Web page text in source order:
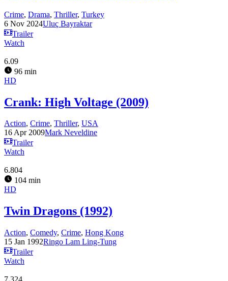
Crime, Drama, Thriller, Turkey
6 Nov 2024Uluç Bayraktar
Trailer
Watch
6.09
96 min
HD
Crank: High Voltage (2009)
Action, Crime, Thriller, USA
16 Apr 2009Mark Neveldine
Trailer
Watch
6.804
104 min
HD
Twin Dragons (1992)
Action, Comedy, Crime, Hong Kong
15 Jan 1992Ringo Lam Ling-Tung
Trailer
Watch